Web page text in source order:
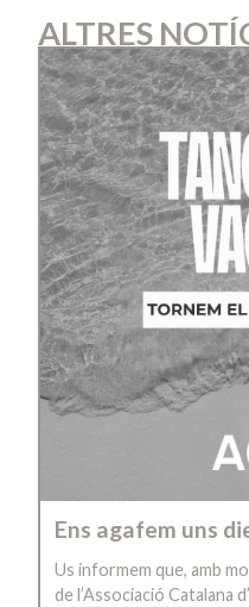
ALTRES
Ens agafem uns
Us informem que, amb
de l’Associació Catalana